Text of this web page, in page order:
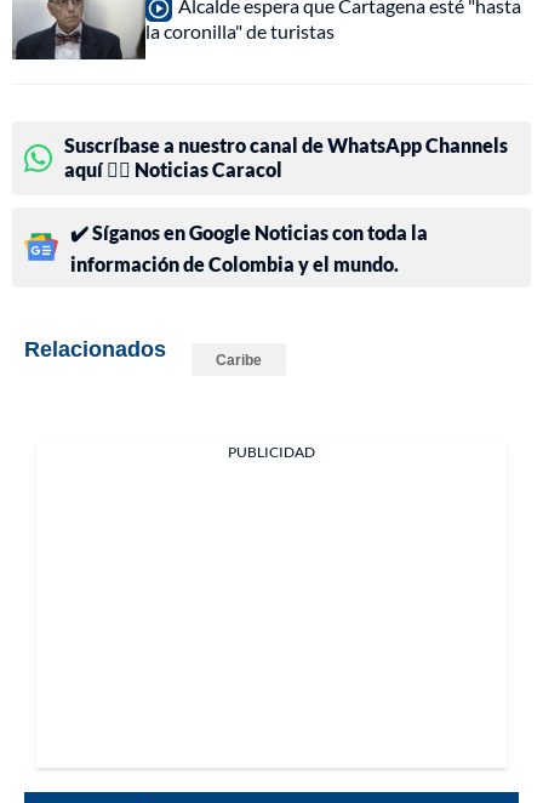
Alcalde espera que Cartagena esté "hasta
la coronilla" de turistas
Suscríbase a nuestro canal de WhatsApp Channels
aquí 👉🏻 Noticias Caracol
✔️ Síganos en Google Noticias con toda la
información de Colombia y el mundo.
Relacionados Caribe
PUBLICIDAD